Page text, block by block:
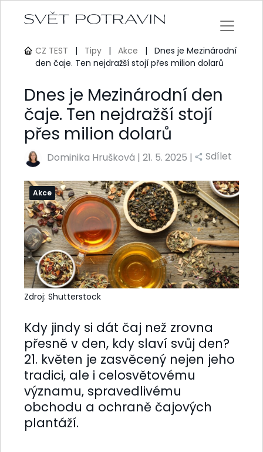
CZ TEST | Tipy | Akce |
Dnes je Mezinárodní
den čaje. Ten nejdražší stojí přes milion dolarů
Dnes je Mezinárodní den
čaje. Ten nejdražší stojí
přes milion dolarů
Dominika Hrušková | 21. 5. 2025 | Sdílet
Akce
Zdroj: Shutterstock
Kdy jindy si dát čaj než zrovna
přesně v den, kdy slaví svůj den?
21. květen je zasvěcený nejen jeho
tradici, ale i celosvětovému
významu, spravedlivému
obchodu a ochraně čajových
plantáží.